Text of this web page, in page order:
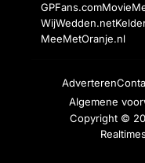
GPFans.com
WijWedden.net
MeeMetOranje.nl
Adverteren
Algemene
Copyright ©